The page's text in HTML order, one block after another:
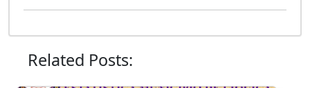
Related Posts: